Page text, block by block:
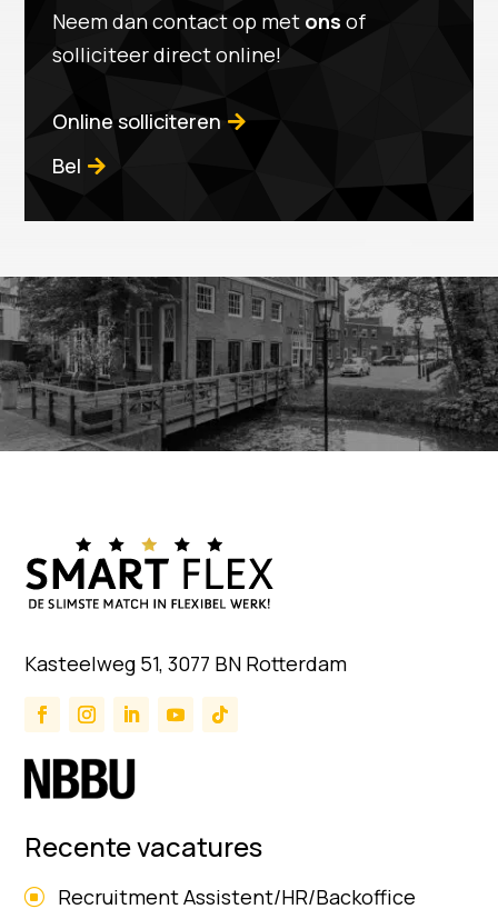
Neem dan contact op met onsof
solliciteer direct online!
Online solliciteren
Bel
Kasteelweg 51, 3077 BN Rotterdam
Recente vacatures
Recruitment Assistent/HR/Backoffice